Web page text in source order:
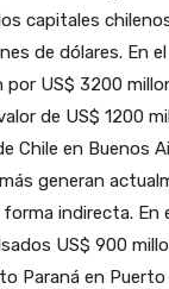
capitales
de dólares. En
US$ 3200
de US$ 1200
Chile en Buenos
generan
indirecta. En
US$ 900
Paraná en Puerto